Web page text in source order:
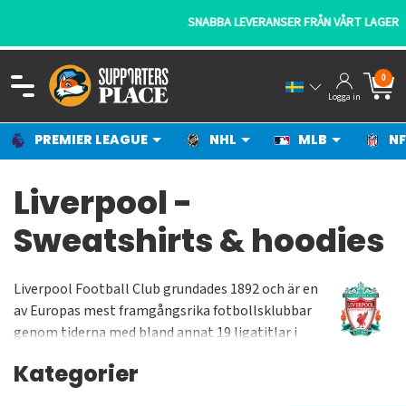
SNABBA LEVERANSER FRÅN VÅRT LAGER
Logga in
0
PREMIER LEAGUE NHL MLB
Liverpool -
Sweatshirts & hoodies
Liverpool Football Club grundades 1892 och är en
av Europas mest framgångsrika fotbollsklubbar
genom tiderna med bland annat 19 ligatitlar i
League-/Europacuptitlar. The Reds spelar sina
Kategorier